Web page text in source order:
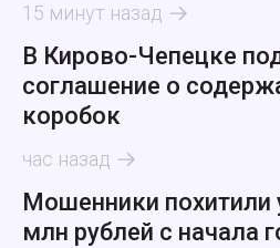
15 минут назад
В Кирово-Чепецке
соглашение о
коробок
час назад
Мошенники похитили
млн рублей с начала